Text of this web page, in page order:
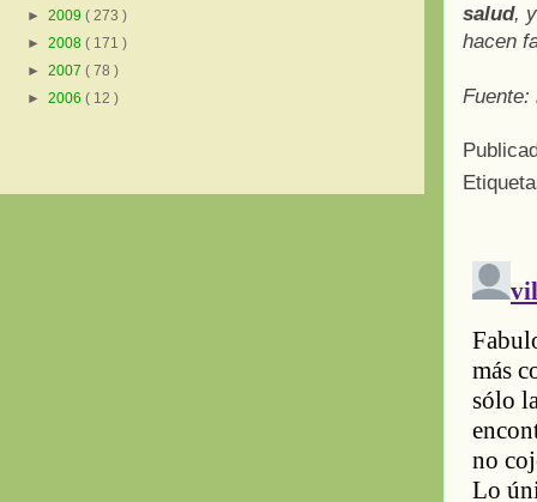
salud,
hacen
Fuente:
► 2009 ( 273 )
► 2008 ( 171 )
► 2007 ( 78 )
► 2006 ( 12 )